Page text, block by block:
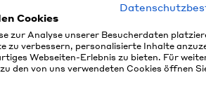
Plan d'accès
Cookies
zur Analyse unserer Besucherdaten
zu verbessern, personalisierte Inhalte
Webseiten-Erlebnis zu bieten. Für
den von uns verwendeten Cookies öffnen